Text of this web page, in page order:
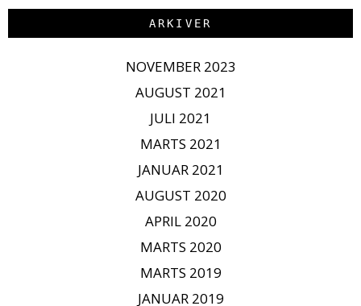
ARKIVER
NOVEMBER 2023
AUGUST 2021
JULI 2021
MARTS 2021
JANUAR 2021
AUGUST 2020
APRIL 2020
MARTS 2020
MARTS 2019
JANUAR 2019